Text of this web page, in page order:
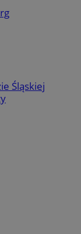
Śląskiej